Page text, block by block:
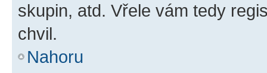
skupin, atd. Vřele vám tedy
chvil.
Nahoru